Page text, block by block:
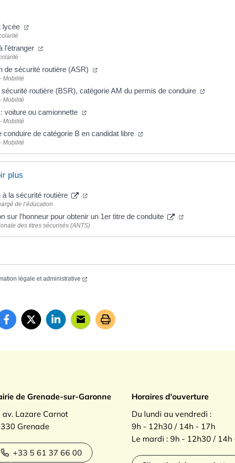
lycée
l’étranger
de sécurité routière (ASR)
Mobilité
routière (BSR), catégorie AM du permis de conduire
Mobilité
voiture ou camionnette
Mobilité
conduire de catégorie B en candidat libre
Mobilité
plus
à la sécurité routière
de l’éducation
sur l’honneur pour obtenir un 1er titre de conduite
des titres sécurisés (ANTS)
légale et administrative
sur Garonne
de Grenade-sur-Garonne
av. Lazare Carnot
Grenade
+33 5 61 37 66 00
Horaires d'ouverture
Du lundi au vendredi :
9h - 12h30 / 14h - 17h
Le mardi : 9h - 12h30 / 14h